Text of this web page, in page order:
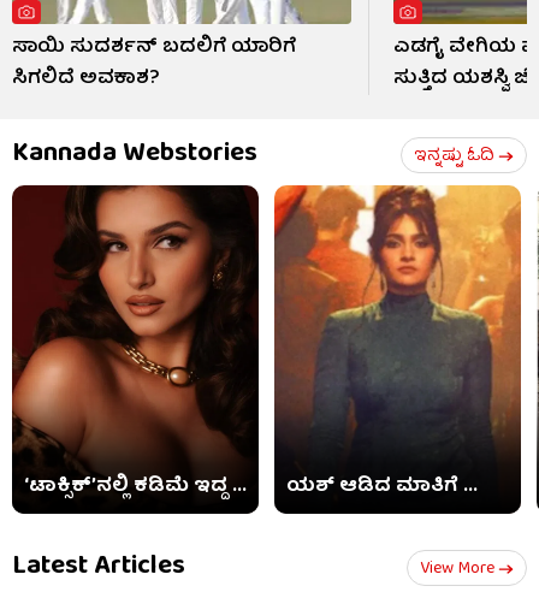
ಸಾಯಿ ಸುದರ್ಶನ್ ಬದಲಿಗೆ ಯಾರಿಗೆ
ಸಿಗಲಿದೆ ಅವಕಾಶ?
ಎಡಗೈ ವೇಗಿಯ
ಸುತ್ತಿದ ಯಶಸ್ವಿ
Kannada Webstories ಇನ್ನಷ್ಟು ಓದಿ
‘ಟಾಕ್ಸಿಕ್​’ನಲ್ಲಿ ಕಡಿಮೆ ಇದ್ದ ... ಯಶ್ ಆಡಿದ ಮಾತಿಗೆ ...
Latest Articles View More